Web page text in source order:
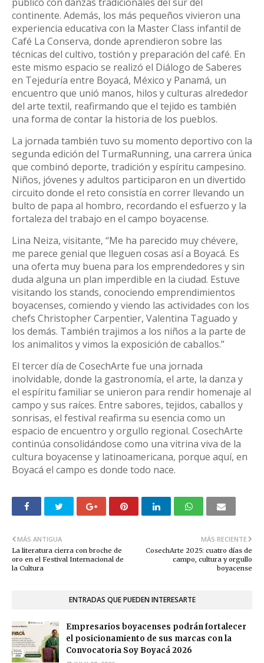
continente. Además, los más pequeños vivieron una
experiencia educativa con la Master Class infantil de
Café La Conserva, donde aprendieron sobre las
técnicas del cultivo, tostión y preparación del café. En
este mismo espacio se realizó el Diálogo de Saberes
en Tejeduría entre Boyacá, México y Panamá, un
encuentro que unió manos, hilos y culturas alrededor
del arte textil, reafirmando que el tejido es también
una forma de contar la historia de los pueblos.
La jornada también tuvo su momento deportivo con la
segunda edición del TurmaRunning, una carrera única
que combinó deporte, tradición y espíritu campesino.
Niños, jóvenes y adultos participaron en un divertido
circuito donde el reto consistía en correr llevando un
bulto de papa al hombro, recordando el esfuerzo y la
fortaleza del trabajo en el campo boyacense.
Lina Neiza, visitante, “Me ha parecido muy chévere,
me parece genial que lleguen cosas así a Boyacá. Es
una oferta muy buena para los emprendedores y sin
duda alguna un plan imperdible en la ciudad. Estuve
visitando los stands, conociendo emprendimientos
boyacenses, comiendo y viendo las actividades con los
chefs Christopher Carpentier, Valentina Taguado y
los demás. También trajimos a los niños a la parte de
los animalitos y vimos la exposición de caballos.”
El tercer día de CosechArte fue una jornada
inolvidable, donde la gastronomía, el arte, la danza y
el espíritu familiar se unieron para rendir homenaje al
campo y sus raíces. Entre sabores, tejidos, caballos y
sonrisas, el festival reafirma su esencia como un
espacio de encuentro y orgullo regional. CosechArte
continúa consolidándose como una vitrina viva de la
cultura boyacense y latinoamericana, porque aquí, en
Boyacá el campo es donde todo nace.
MÁS RECIENTE
CosechArte 2025: cuatro días de
campo, cultura y orgullo
boyacense
MÁS ANTIGUA
La literatura cierra con broche de
oro en el Festival Internacional de
la Cultura
ENTRADAS QUE PUEDEN INTERESARTE
Empresarios boyacenses podrán fortalecer
el posicionamiento de sus marcas con la
Convocatoria Soy Boyacá 2026